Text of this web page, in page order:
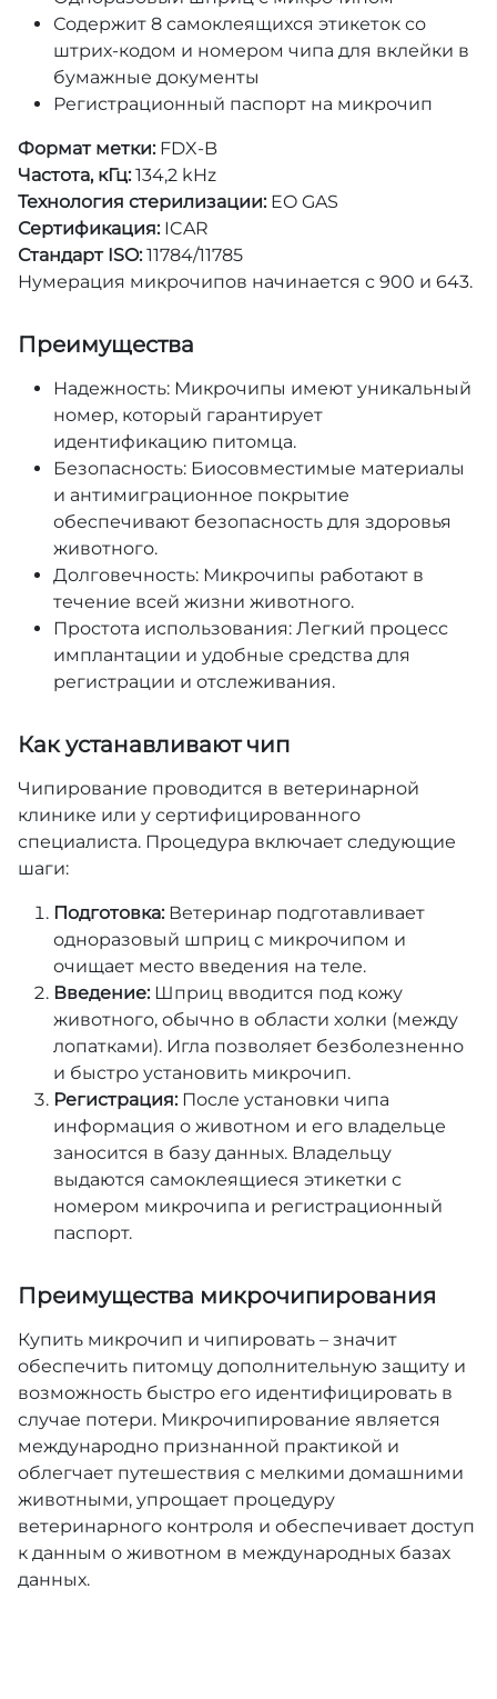
Содержит 8 самоклеящихся этикеток со
штрих-кодом и номером чипа для вклейки в
бумажные документы
Регистрационный паспорт на микрочип
Формат метки:FDX-B
Частота, кГц:134,2 kHz
Технология стерилизации:EO GAS
Сертификация:ICAR
Стандарт ISO:11784/11785
Нумерация микрочипов начинается с 900 и 643.
Преимущества
Надежность: Микрочипы имеют уникальный
номер, который гарантирует
идентификацию питомца.
Безопасность: Биосовместимые материалы
и антимиграционное покрытие
обеспечивают безопасность для здоровья
животного.
Долговечность: Микрочипы работают в
течение всей жизни животного.
Простота использования: Легкий процесс
имплантации и удобные средства для
регистрации и отслеживания.
Как устанавливают чип
Чипирование проводится в ветеринарной
клинике или у сертифицированного
специалиста. Процедура включает следующие
шаги:
Подготовка:Ветеринар подготавливает
одноразовый шприц с микрочипом и
очищает место введения на теле.
Введение:Шприц вводится под кожу
животного, обычно в области холки (между
лопатками). Игла позволяет безболезненно
и быстро установить микрочип.
Регистрация:После установки чипа
информация о животном и его владельце
заносится в базу данных. Владельцу
выдаются самоклеящиеся этикетки с
номером микрочипа и регистрационный
паспорт.
Преимущества микрочипирования
Купить микрочип и чипировать – значит
обеспечить питомцу дополнительную защиту и
возможность быстро его идентифицировать в
случае потери. Микрочипирование является
международно признанной практикой и
облегчает путешествия с мелкими домашними
животными, упрощает процедуру
ветеринарного контроля и обеспечивает доступ
к данным о животном в международных базах
данных.